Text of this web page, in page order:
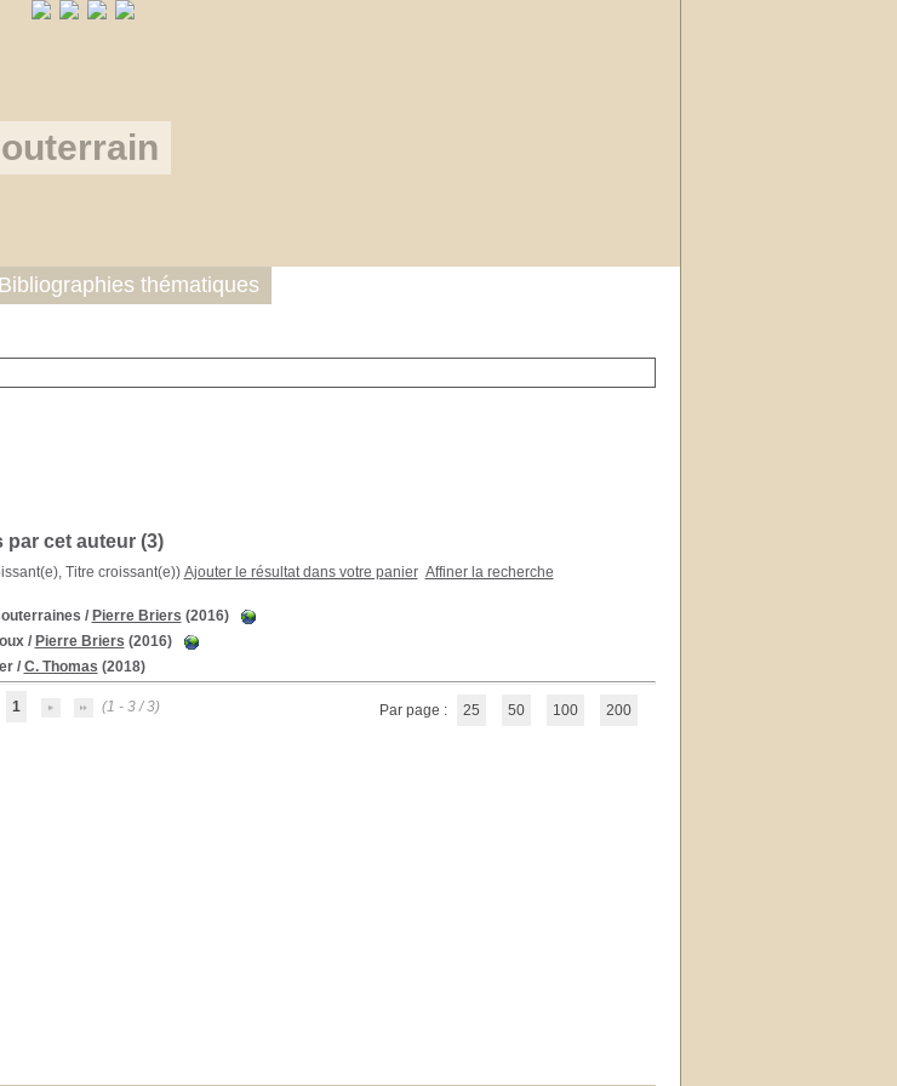
cet auteur (3)
Titre croissant(e)) Ajouter le résultat dans votre panier Affiner la recherche
/ Pierre Briers (2016)
/ Pierre Briers (2016)
/ C. Thomas (2018)
1 (1 - 3 / 3) Par page : 25 50 100 200
Bibliographies thématiques